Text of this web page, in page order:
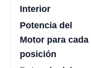
Interior
Potencia del
Motor para cada
posición